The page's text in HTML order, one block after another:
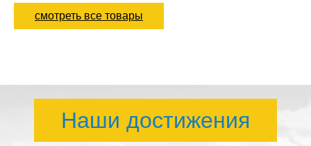
смотреть все товары
Наши достижения